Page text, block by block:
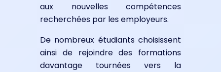
aux nouvelles compétences
recherchées par les employeurs.
De nombreux étudiants choisissent
ainsi de rejoindre des formations
davantage tournées vers la